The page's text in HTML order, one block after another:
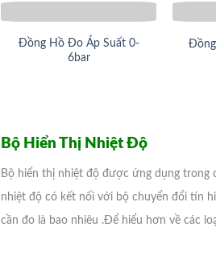
Đồng Hồ Đo Áp Suất 0-
6bar
Bộ Hiển Thị Nhiệt Độ
Bộ hiển thị nhiệt độ được ứng dụng trong
nhiệt độ có kết nối với bộ chuyển đổi tín
cần đo là bao nhiêu .Để hiểu hơn về các